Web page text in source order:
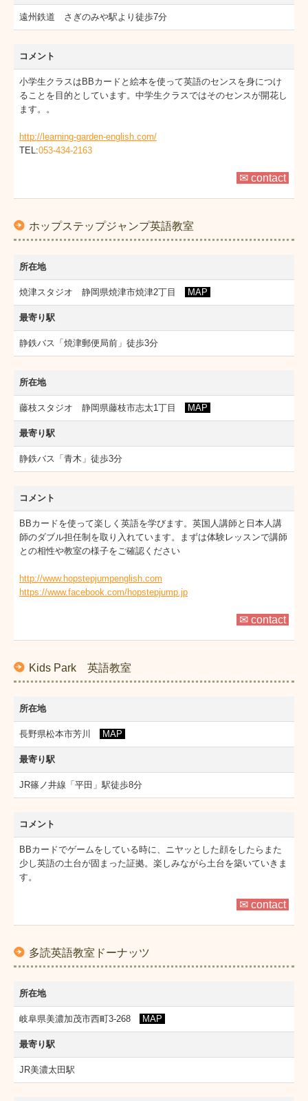
遠州鉄道 さぎのみや駅より徒歩7分
コメント
小学生クラスはBBカードと絵本を使って英語のセンスを身につけ
ることを目的としています。中学生クラスではそのセンスが開花し
ます。。
http://learning-garden-english.com/
TEL:053-434-2163
✉ contact
ホップステップジャンプ英語教室
所在地
焼津スタジオ 静岡県焼津市焼津2丁目 MAP
最寄り駅
静鉄バス「焼津郵便局前」徒歩3分
所在地
藤枝スタジオ 静岡県藤枝市志太1丁目 MAP
最寄り駅
静鉄バス「青木」徒歩3分
コメント
BBカードを使って楽しく英語を学びます。英国人講師と日本人講
師のダブル担任制を取り入れています。まずは体験レッスンで講師
との相性や教室の様子をご確認ください
http://www.hopstepjumpenglish.com
https://www.facebook.com/hopstepjump.jp
✉ contact
Kids Park 英語教室
所在地
長野県松本市芳川 MAP
最寄り駅
JR篠ノ井線「平田」駅徒歩8分
コメント
BBカードでゲームをしている時に、ニヤッとした顔をしたらまた
少し英語の土台が固まった証拠。楽しみながら土台を築いていきま
す。
✉ contact
多読英語教室ドーナッツ
所在地
岐阜県美濃加茂市西町3-268 MAP
最寄り駅
JR美濃太田駅